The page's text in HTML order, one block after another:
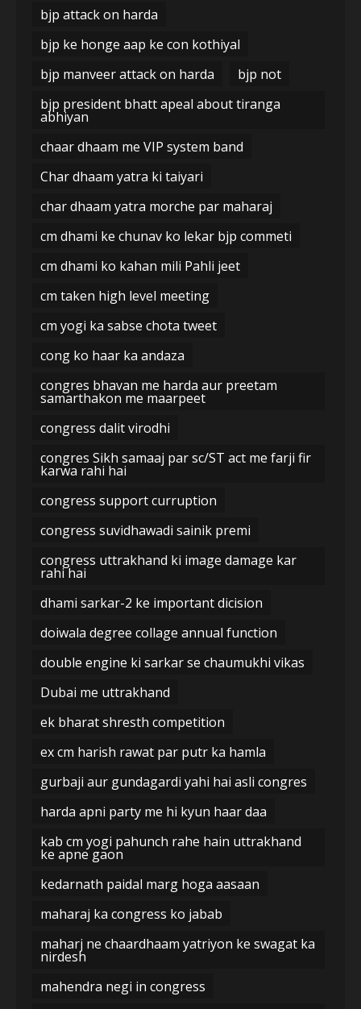
bjp attack on harda
bjp ke honge aap ke con kothiyal
bjp manveer attack on harda
bjp not
bjp president bhatt apeal about tiranga
abhiyan
chaar dhaam me VIP system band
Char dhaam yatra ki taiyari
char dhaam yatra morche par maharaj
cm dhami ke chunav ko lekar bjp commeti
cm dhami ko kahan mili Pahli jeet
cm taken high level meeting
cm yogi ka sabse chota tweet
cong ko haar ka andaza
congres bhavan me harda aur preetam
samarthakon me maarpeet
congress dalit virodhi
congres Sikh samaaj par sc/ST act me farji fir
karwa rahi hai
congress support curruption
congress suvidhawadi sainik premi
congress uttrakhand ki image damage kar
rahi hai
dhami sarkar-2 ke important dicision
doiwala degree collage annual function
double engine ki sarkar se chaumukhi vikas
Dubai me uttrakhand
ek bharat shresth competition
ex cm harish rawat par putr ka hamla
gurbaji aur gundagardi yahi hai asli congres
harda apni party me hi kyun haar daa
kab cm yogi pahunch rahe hain uttrakhand
ke apne gaon
kedarnath paidal marg hoga aasaan
maharaj ka congress ko jabab
maharj ne chaardhaam yatriyon ke swagat ka
nirdesh
mahendra negi in congress